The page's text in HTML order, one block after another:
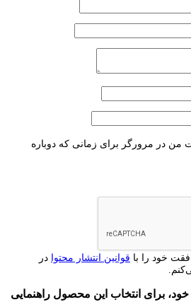
من در مرورگر برای زمانی که دوباره
خود را با قوانین انتشار محتوا در
برای انتخاب این محصول راهنمایی